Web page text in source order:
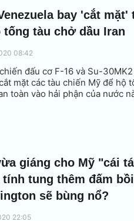
bay 'cắt mặt'
tống tàu chở dầu Iran
08:42
đấu cơ F-16 và Su-
mặt các tàu chiến Mỹ để hộ
toàn vào hải phận của nước
giáng cho Mỹ "cái
tính tung thêm đấm
sẽ bùng nổ?
22:05